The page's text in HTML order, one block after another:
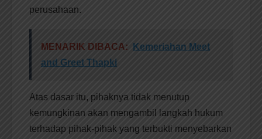
perusahaan.
MENARIK DIBACA:
Kemeriahan Meet
and Greet Thapki
Atas dasar itu, pihaknya tidak menutup
kemungkinan akan mengambil langkah hukum
terhadap pihak-pihak yang terbukti menyebarkan